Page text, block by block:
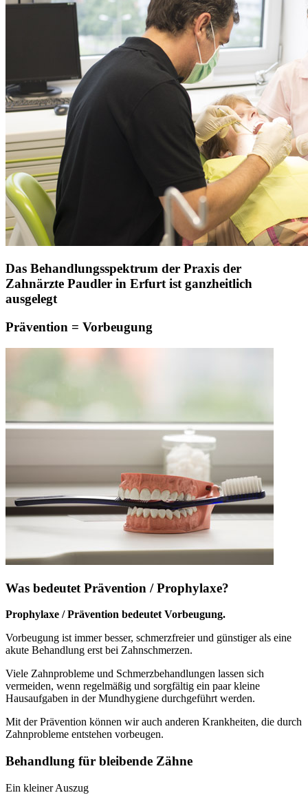
Das Behandlungsspektrum der Praxis der
Zahnärzte Paudler in Erfurt ist ganzheitlich
ausgelegt
Prävention = Vorbeugung
Was bedeutet Prävention / Prophylaxe?
Prophylaxe / Prävention bedeutet Vorbeugung.
Vorbeugung ist immer besser, schmerzfreier und günstiger als eine
akute Behandlung erst bei Zahnschmerzen.
Viele Zahnprobleme und Schmerzbehandlungen lassen sich
vermeiden, wenn regelmäßig und sorgfältig ein paar kleine
Hausaufgaben in der Mundhygiene durchgeführt werden.
Mit der Prävention können wir auch anderen Krankheiten, die durch
Zahnprobleme entstehen vorbeugen.
Behandlung für bleibende Zähne
Ein kleiner Auszug